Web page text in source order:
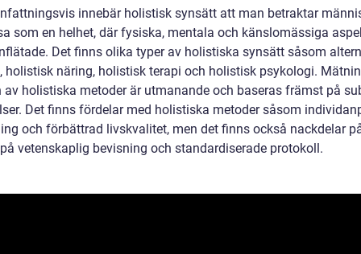
innebär holistisk synsätt att man betraktar
som en helhet, där fysiska, mentala och känslomässiga
Det finns olika typer av holistiska synsätt såsom
holistisk näring, holistisk terapi och holistisk psykologi.
av holistiska metoder är utmanande och baseras främst på
Det finns fördelar med holistiska metoder såsom
och förbättrad livskvalitet, men det finns också nackdelar
vetenskaplig bevisning och standardiserade protokoll.